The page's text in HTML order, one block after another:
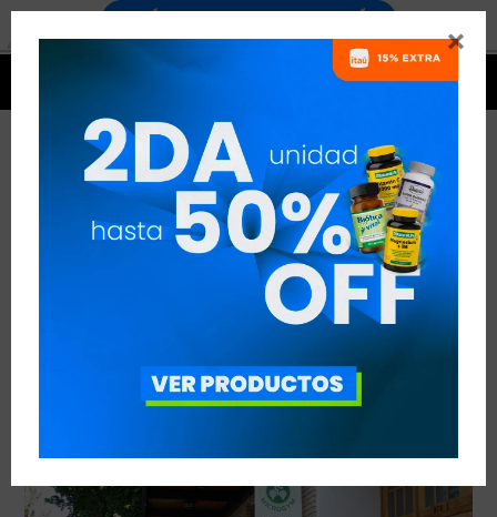

ENERGÍA HUMANA
VER TODAS LAS ENTRADAS
Otros temas de interés